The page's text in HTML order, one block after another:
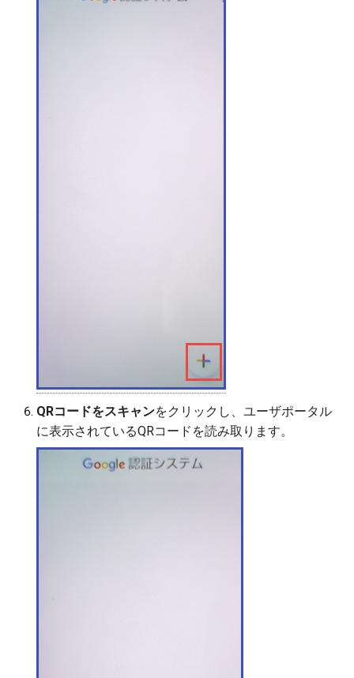
QRコードをスキャンをクリックし、ユーザポータル
に表示されているQRコードを読み取ります。